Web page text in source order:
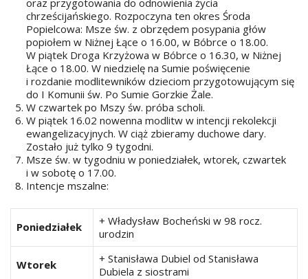
oraz przygotowania do odnowienia życia
chrześcijańskiego. Rozpoczyna ten okres Środa
Popielcowa: Msze św. z obrzędem posypania głów
popiołem w Niżnej Łące o 16.00, w Bóbrce o 18.00.
W piątek Droga Krzyżowa w Bóbrce o 16.30, w Niżnej
Łące o 18.00. W niedzielę na Sumie poświęcenie
i rozdanie modlitewników dzieciom przygotowującym się
do I Komunii św. Po Sumie Gorzkie Żale.
W czwartek po Mszy św. próba scholi.
W piątek 16.02 nowenna modlitw w intencji rekolekcji
ewangelizacyjnych. W ciąż zbieramy duchowe dary.
Zostało już tylko 9 tygodni.
Msze św. w tygodniu w poniedziałek, wtorek, czwartek
i w sobotę o 17.00.
Intencje mszalne:
Poniedziałek
+ Władysław Bocheński w 98 rocz.
urodzin
Wtorek
+ Stanisława Dubiel od Stanisława
Dubiela z siostrami